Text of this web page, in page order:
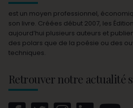
est un moyen professionnel,
son livre. Créées début 2007, les
aujourd’hui plusieurs auteurs et
des polars que de la poésie ou des
techniques.
Retrouver notre actualité